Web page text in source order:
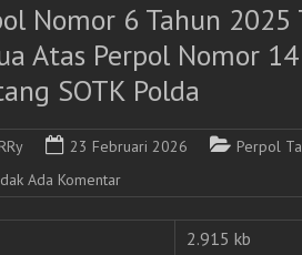
Nomor 6 Tahun 2025
Atas Perpol Nomor
SOTK Polda
23 Februari 2026 Perpol
Ada Komentar
2.915 kb